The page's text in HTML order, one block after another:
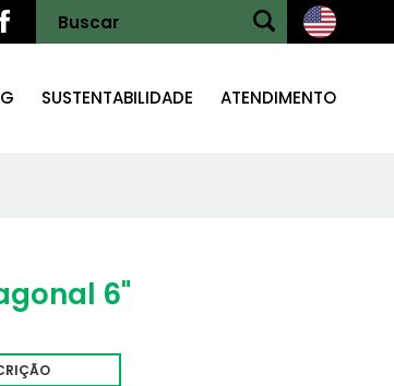
SUSTENTABILIDADE ATENDIMENTO
6"